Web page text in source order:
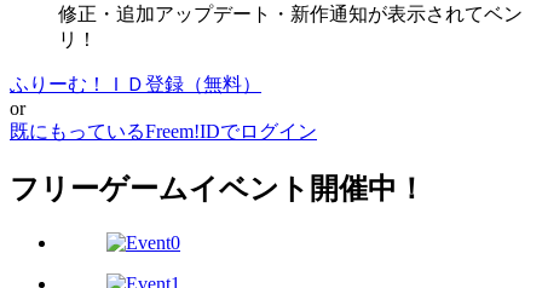
修正・追加アップデート・新作通知が表示されてベン
リ！
ふりーむ！ＩＤ登録（無料）
or
既にもっているFreem!IDでログイン
フリーゲームイベント開催中！